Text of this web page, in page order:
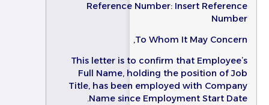
Reference Number: Insert Reference
Number
To Whom It May Concern,
This letter is to confirm that Employee’s
Full Name, holding the position of Job
Title, has been employed with Company
Name since Employment Start Date.